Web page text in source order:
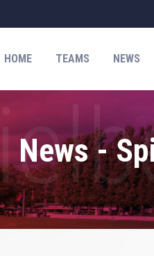
HOME TEAMS NEWS
News -